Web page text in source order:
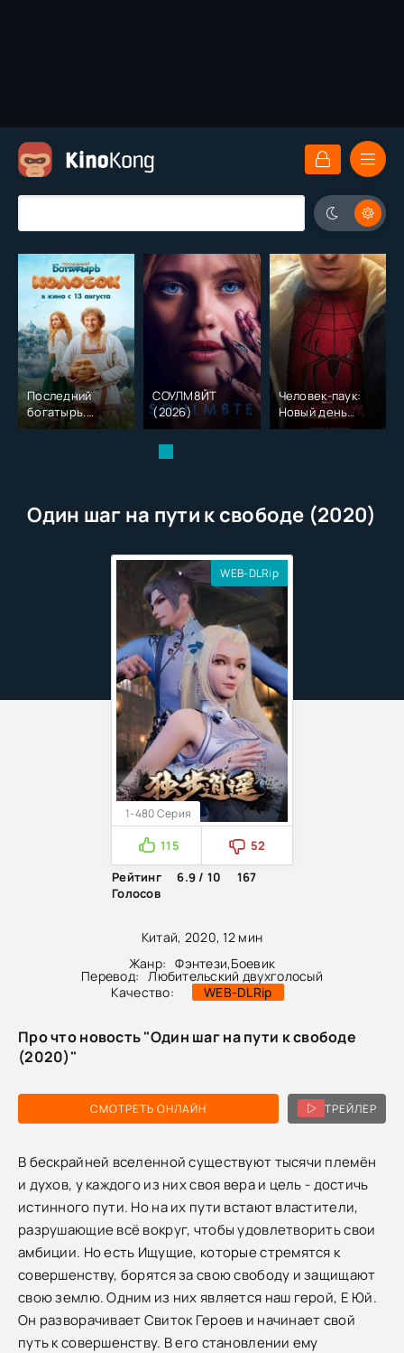
Последний
богатырь.
Колобок (2026)
СОУЛМ8ЙТ
(2026)
Человек-паук:
Новый день
(2026)
Один шаг на пути к свободе (2020)
Китай, 2020, 12 мин
Жанр: Фэнтези,Боевик
Перевод: Любительский двухголосый
Качество:
WEB-DLRip
WEB-DLRip
1-480 Серия
115
52
Рейтинг
6.9 / 10
167
Голосов
СМОТРЕТЬ ОНЛАЙН ТРЕЙЛЕР
Про что новость "Один шаг на пути к свободе
(2020)"
В бескрайней вселенной существуют тысячи племён
и духов, у каждого из них своя вера и цель - достичь
истинного пути. Но на их пути встают властители,
разрушающие всё вокруг, чтобы удовлетворить свои
амбиции. Но есть Ищущие, которые стремятся к
совершенству, борятся за свою свободу и защищают
свою землю. Одним из них является наш герой, Е Юй.
Он разворачивает Свиток Героев и начинает свой
путь к совершенству. В его становлении ему